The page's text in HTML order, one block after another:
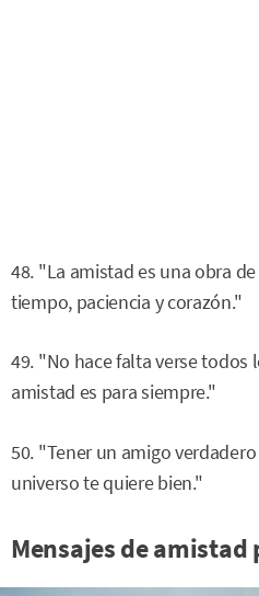
48. "La amistad es una obra
tiempo, paciencia y corazón."
49. "No hace falta verse todos
amistad es para siempre."
50. "Tener un amigo
universo te quiere bien."
Mensajes de amistad